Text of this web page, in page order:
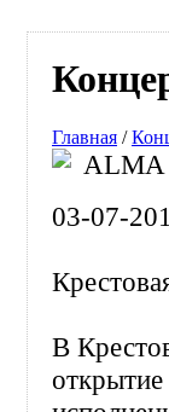
Главная /
ALMA
03-07-
В